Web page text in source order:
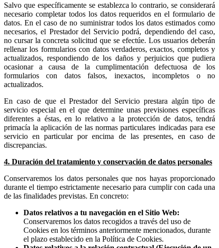
Salvo que específicamente se establezca lo contrario, se considerará
necesario completar todos los datos requeridos en el formulario de
datos. En el caso de no suministrar todos los datos estimados como
necesarios, el Prestador del Servicio podrá, dependiendo del caso,
no cursar la concreta solicitud que se efectúe. Los usuarios deberán
rellenar los formularios con datos verdaderos, exactos, completos y
actualizados, respondiendo de los daños y perjuicios que pudiera
ocasionar a causa de la cumplimentación defectuosa de los
formularios con datos falsos, inexactos, incompletos o no
actualizados.
En caso de que el Prestador del Servicio prestara algún tipo de
servicio especial en el que determine unas previsiones específicas
diferentes a éstas, en lo relativo a la protección de datos, tendrá
primacía la aplicación de las normas particulares indicadas para ese
servicio en particular por encima de las presentes, en caso de
discrepancias.
4. Duración del tratamiento y conservación de datos personales
Conservaremos los datos personales que nos hayas proporcionado
durante el tiempo estrictamente necesario para cumplir con cada una
de las finalidades previstas. En concreto:
Datos relativos a tu navegación en el Sitio Web:
Conservaremos los datos recogidos a través del uso de
Cookies en los términos anteriormente mencionados, durante
el plazo establecido en la Política de Cookies.